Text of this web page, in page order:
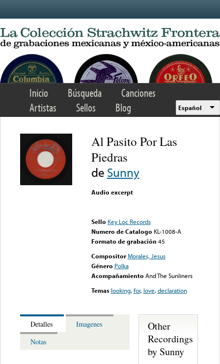
Inicio Búsqueda
Canciones
Artistas
Sellos Blog Español
Al Pasito Por Las
Piedras
de Sunny
Audio excerpt
Sello Key Loc Records
Numero de Catalogo KL-1008-A
Formato de grabación 45
Compositor Morales, Jesus
Género Polka
Acompañamiento And The Sunliners
Temas looking,for, love,declaration
Detalles
Imagenes
Notas
Other
Recordings
by Sunny